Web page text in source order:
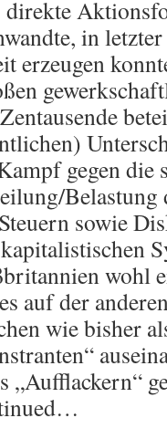
direkte
in
erzeugen
gegen die
Belastung
sowie
wohl
auf der
wie bisher
„Aufflackern“